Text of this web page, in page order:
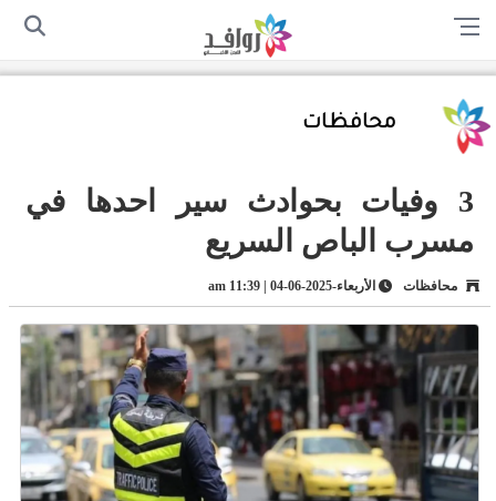
الرئيسية سياسة الخصوصية
محافظات
3 وفيات بحوادث سير احدها في
مسرب الباص السريع
محافظات الأربعاء-2025-06-04 | 11:39 am